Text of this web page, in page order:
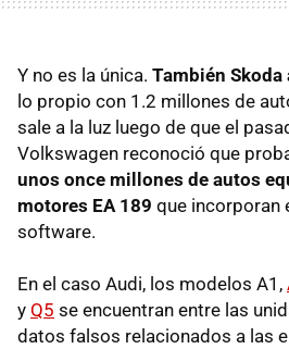
Y no es la única. También
lo propio con 1.2 millones de
sale a la luz luego de que el
Volkswagen reconoció que
unos once millones de autos
motores EA 189 que incorporan
software.
En el caso Audi, los modelos A1,
y Q5 se encuentran entre las
datos falsos relacionados a las